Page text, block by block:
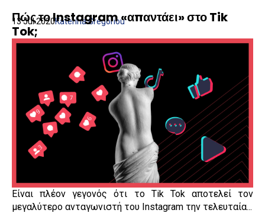
Πώς το Instagram «απαντάει» στο Tik
Tok;
13 Jul 2020Katerina Gregoriou
Είναι πλέον γεγονός ότι το Tik Tok αποτελεί τον
μεγαλύτερο ανταγωνιστή του Instagram την τελευταία...